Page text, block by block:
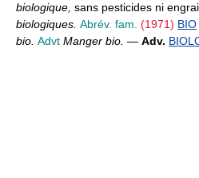
biologique, sans pesticides ni
biologiques. Abrév. fam. (1971) BIO
bio. Advt Manger bio. — Adv.